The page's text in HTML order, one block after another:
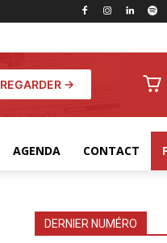
REGARDER →
AGENDA CONTACT
DERNIER NUMÉRO